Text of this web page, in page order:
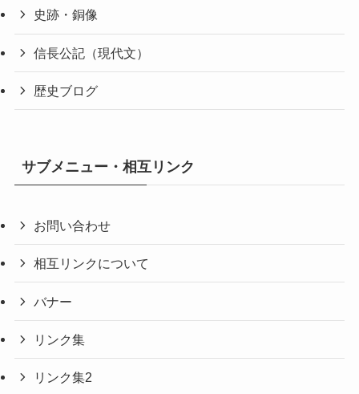
史跡・銅像
信長公記（現代文）
歴史ブログ
サブメニュー・相互リンク
お問い合わせ
相互リンクについて
バナー
リンク集
リンク集2